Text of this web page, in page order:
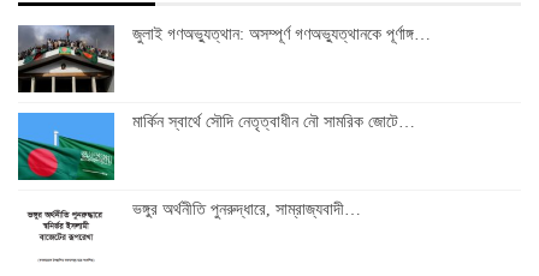
জুলাই গণঅভ্যুত্থান: অসম্পূর্ণ গণঅভ্যুত্থানকে পূর্ণাঙ্গ…
মার্কিন স্বার্থে সৌদি নেতৃত্বাধীন নৌ সামরিক জোটে…
ভঙ্গুর অর্থনীতি পুনরুদ্ধারে, সাম্রাজ্যবাদী…